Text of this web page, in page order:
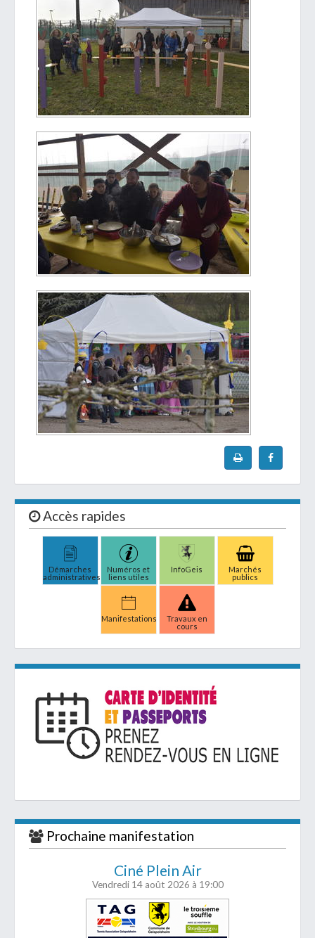
Accès rapides
Démarches
administratives
Numéros et
liens utiles
InfoGeis
Marchés
publics
Manifestations
Travaux en
cours
Prochaine manifestation
Ciné Plein Air
Vendredi 14 août 2026 à 19:00